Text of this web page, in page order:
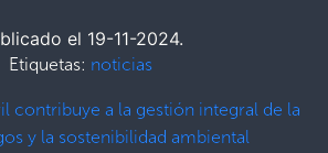
el 19-11-2024.
Etiquetas: noticias
contribuye a la gestión integral de la
y la sostenibilidad ambiental